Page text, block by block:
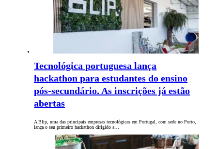
Tecnológica portuguesa lança
hackathon para estudantes do ensino
pós-secundário. As inscrições já estão
abertas
A Blip, uma das principais empresas tecnológicas em Portugal, com sede no Porto,
lança o seu primeiro hackathon dirigido a…